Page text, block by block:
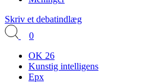
Skriv et debatindlæg
0
OK 26
Kunstig intelligens
Epx